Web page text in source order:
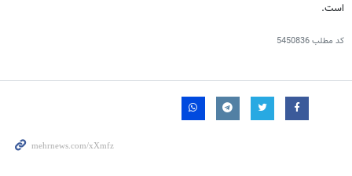
است.
کد مطلب5450836